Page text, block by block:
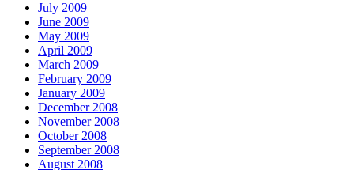
July 2009
June 2009
May 2009
April 2009
March 2009
February 2009
January 2009
December 2008
November 2008
October 2008
September 2008
August 2008